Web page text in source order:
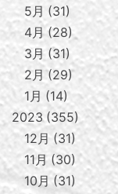
5月
31
4月 28
3月 31
2月
29
1月
14
2023 355
12月
31
11月 30
10月 31